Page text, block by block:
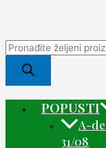
POPUSTI
A-
31/08